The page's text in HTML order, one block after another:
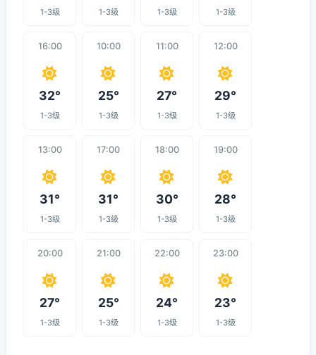
1-3级 1-3级 1-3级 1-3级
16:00
32°
1-3级
10:00
25°
1-3级
11:00
27°
1-3级
12:00
29°
1-3级
13:00
31°
1-3级
17:00
31°
1-3级
18:00
30°
1-3级
19:00
28°
1-3级
20:00
27°
1-3级
21:00
25°
1-3级
22:00
24°
1-3级
23:00
23°
1-3级